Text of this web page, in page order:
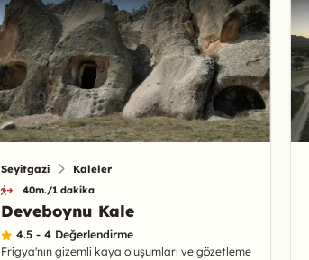
Seyitgazi Kaleler
40m./1 dakika
Deveboynu Kale
4.5 - 4 Değerlendirme
Frigya'nın gizemli kaya oluşumları ve gözetleme